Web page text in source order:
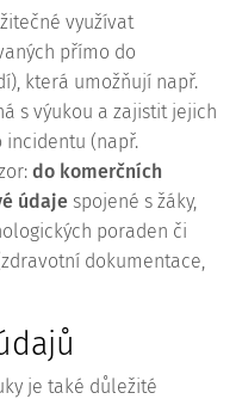
využívat
přímo do
která umožňují např.
s výukou a zajistit jejich
incidentu (např.
do komerčních
údaje spojené s žáky,
poraden či
dokumentace,
je také důležité